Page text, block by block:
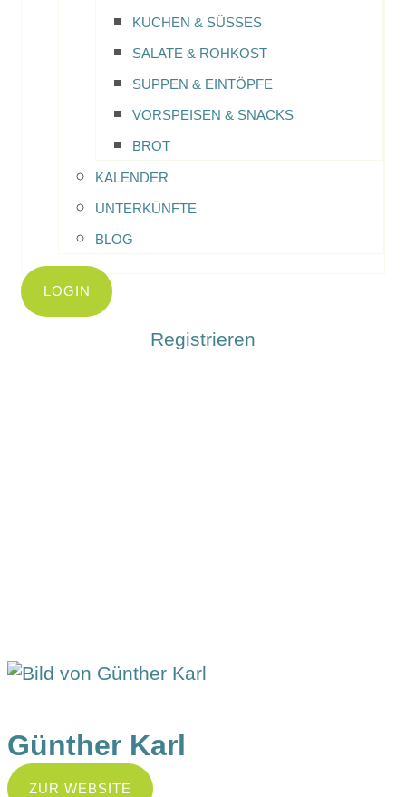
KUCHEN & SÜSSES
SALATE & ROHKOST
SUPPEN & EINTÖPFE
VORSPEISEN & SNACKS
BROT
KALENDER
UNTERKÜNFTE
BLOG
LOGIN
Registrieren
Günther Karl
ZUR WEBSITE